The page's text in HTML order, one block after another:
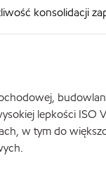
konsolidacji
lepkości ISO
w tym do